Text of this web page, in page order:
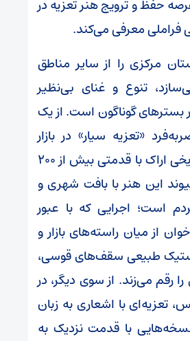
حفظ و ترویج هنر تعزیه در
فراملی معرفی می‌کند.
مرکزی را از سایر مناطق
تنوع و غنای بی‌نظیر
بسترهای گوناگون است. از یک
«تعزیه سیار» در بازار
سرپوشیده و تاریخی اراک با قدمتی بیش از 200
این هنر با بافت شهری و
است؛ اجرایی که با عبور
از میان راسته‌های بازار و
طبیعی سقف‌های قوسی،
رقم می‌زند. از سوی دیگر، در
تعزیه‌ای با اشعاری به زبان
با قدمت نزدیک به